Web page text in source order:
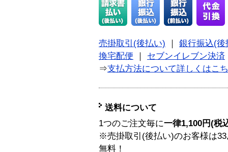
売掛取引(後払い)
銀行振込(後
換宅配便
セブンイレブン決済
⇒支払方法について詳しくはこ
送料について
1つのご注文毎に一律1,100円(税
※売掛取引(後払い)のお客様は
無料！